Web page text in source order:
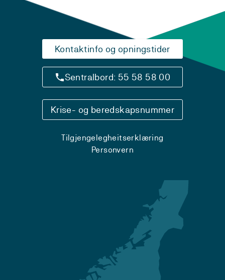
Kontaktinfo og opningstider
Sentralbord: 55 58 58 00
Krise- og beredskapsnummer
Tilgjengelegheitserklæring
Personvern